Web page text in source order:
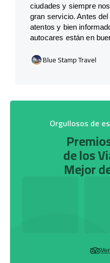
ciudades y siempre
gran servicio. Antes
atentos y bien
autocares están en
Blue Stamp Travel
Orgullosos de
de los
Mejor